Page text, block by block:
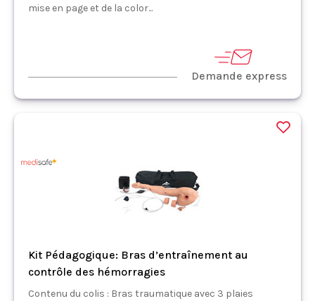
mise en page et de la color...
Demande express
Kit Pédagogique: Bras d’entraînement au
contrôle des hémorragies
Contenu du colis : Bras traumatique avec 3 plaies